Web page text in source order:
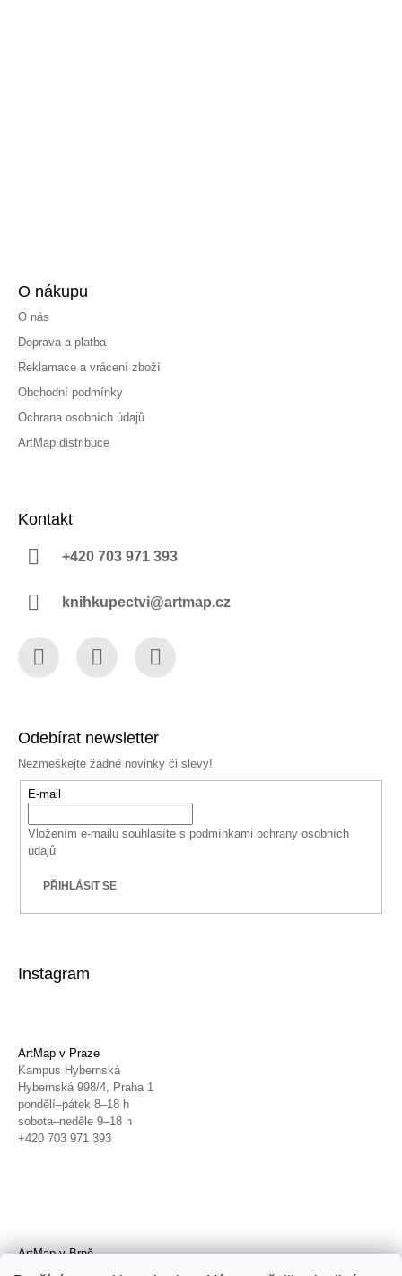
O nákupu
O nás
Doprava a platba
Reklamace a vrácení zboží
Obchodní podmínky
Ochrana osobních údajů
ArtMap distribuce
Kontakt
+420 703 971 393
knihkupectvi@artmap.cz
Odebírat newsletter
Nezmeškejte žádné novinky či slevy!
E-mail
Vložením e-mailu souhlasíte s podmínkami ochrany osobních
údajů
PŘIHLÁSIT SE
Instagram
ArtMap v Praze
Kampus Hybernská
Hybernská 998/4, Praha 1
pondělí–pátek 8–18 h
sobota–neděle 9–18 h
+420 703 971 393
ArtMap v Brně